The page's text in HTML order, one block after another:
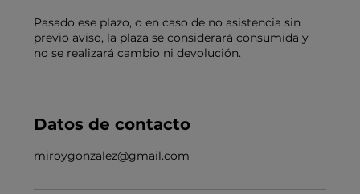
Pasado ese plazo, o en caso de no asistencia sin
previo aviso, la plaza se considerará consumida y
no se realizará cambio ni devolución.
Datos de contacto
miroygonzalez@gmail.com